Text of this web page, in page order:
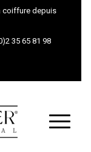
coiffure depuis
35 65 81 98